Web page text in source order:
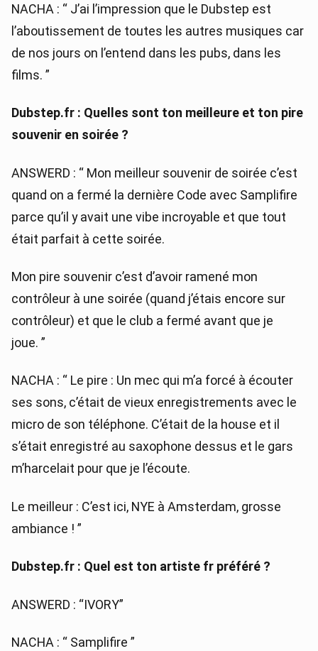
NACHA : “ J’ai l’impression que le Dubstep est
l’aboutissement de toutes les autres musiques car
de nos jours on l’entend dans les pubs, dans les
films. ”
Dubstep.fr : Quelles sont ton meilleure et ton pire
souvenir en soirée ?
ANSWERD : “ Mon meilleur souvenir de soirée c’est
quand on a fermé la dernière Code avec Samplifire
parce qu’il y avait une vibe incroyable et que tout
était parfait à cette soirée.
Mon pire souvenir c’est d’avoir ramené mon
contrôleur à une soirée (quand j’étais encore sur
contrôleur) et que le club a fermé avant que je
joue. ”
NACHA : “ Le pire : Un mec qui m’a forcé à écouter
ses sons, c’était de vieux enregistrements avec le
micro de son téléphone. C’était de la house et il
s’était enregistré au saxophone dessus et le gars
m’harcelait pour que je l’écoute.
Le meilleur : C’est ici, NYE à Amsterdam, grosse
ambiance ! ”
Dubstep.fr : Quel est ton artiste fr préféré ?
ANSWERD : “IVORY”
NACHA : “ Samplifire ”